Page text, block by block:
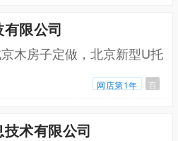
限公司
木房子定做，北京新型U托
网店第1年 百
术有限公司